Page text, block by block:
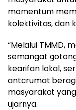
momentum
kolektivitas, dan
“Melalui TMMD,
semangat
kearifan lokal,
antarumat
masyarakat
ujarnya.